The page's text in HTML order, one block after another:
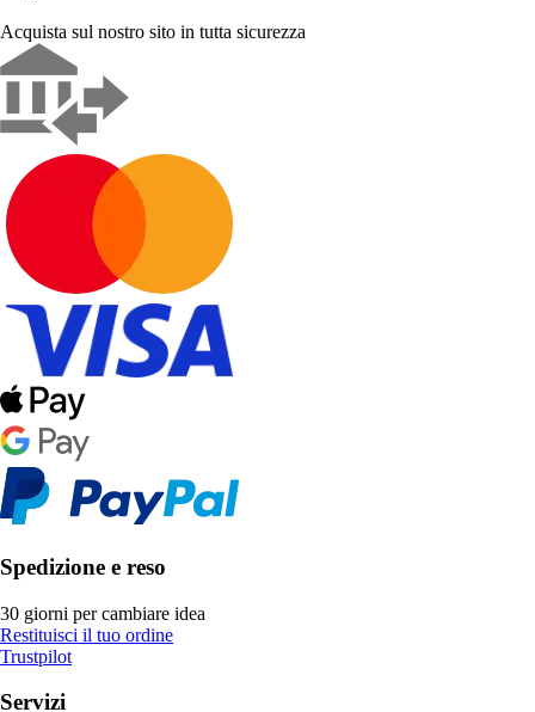
Acquista sul nostro sito in tutta sicurezza
Spedizione e reso
30 giorni per cambiare idea
Restituisci il tuo ordine
Trustpilot
Servizi